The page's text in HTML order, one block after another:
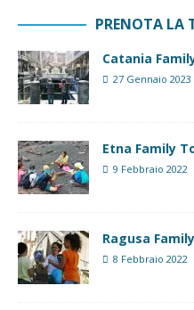
PRENOTA LA
Catania
27 Gennaio 2023
Etna Family
9 Febbraio 2022
Ragusa
8 Febbraio 2022